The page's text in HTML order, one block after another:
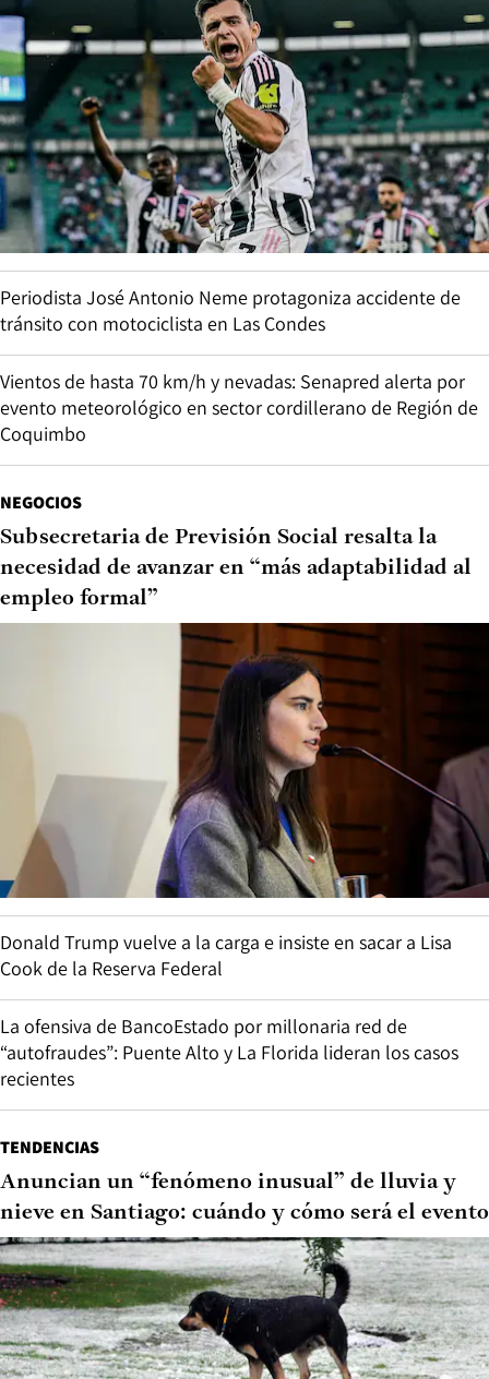
Periodista José Antonio Neme protagoniza accidente de
tránsito con motociclista en Las Condes
Vientos de hasta 70 km/h y nevadas: Senapred alerta por
evento meteorológico en sector cordillerano de Región de
Coquimbo
NEGOCIOS
Subsecretaria de Previsión Social resalta la
necesidad de avanzar en “más adaptabilidad al
empleo formal”
Donald Trump vuelve a la carga e insiste en sacar a Lisa
Cook de la Reserva Federal
La ofensiva de BancoEstado por millonaria red de
“autofraudes”: Puente Alto y La Florida lideran los casos
recientes
TENDENCIAS
Anuncian un “fenómeno inusual” de lluvia y
nieve en Santiago: cuándo y cómo será el evento